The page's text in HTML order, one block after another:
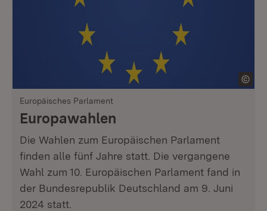
Europäisches Parlament
Europawahlen
Die Wahlen zum Europäischen Parlament
finden alle fünf Jahre statt. Die vergangene
Wahl zum 10. Europäischen Parlament fand in
der Bundesrepublik Deutschland am 9. Juni
2024 statt.